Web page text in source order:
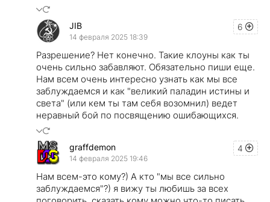
6
JIB
14 февраля 2025 18:39
Разрешение? Нет конечно. Такие клоуны как ты
очень сильно забавляют. Обязательно пиши еще.
Нам всем очень интересно узнать как мы все
заблуждаемся и как "великий паладин истины и
света" (или кем ты там себя возомнил) ведет
неравный бой по посвящению ошибающихся.
4
graffdemon
14 февраля 2025 19:46
Нам всем-это кому?) А кто "мы все сильно
заблуждаемся"?) я вижу ты любишь за всех